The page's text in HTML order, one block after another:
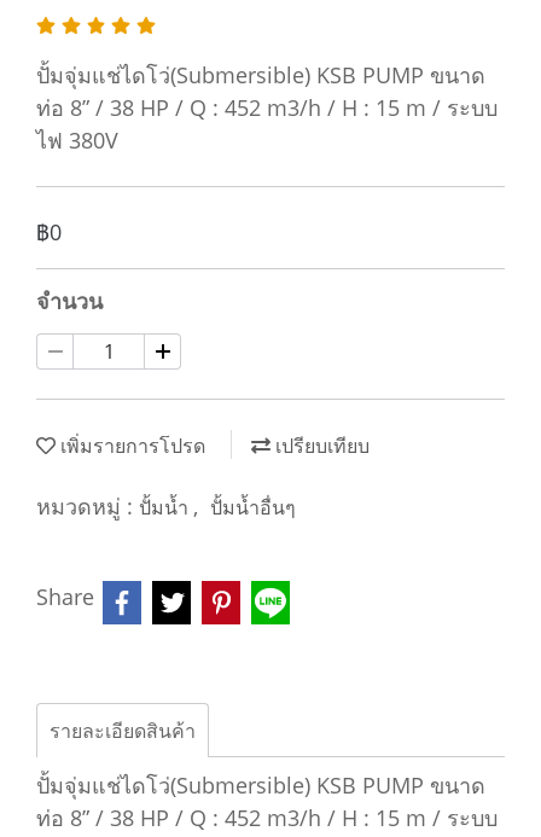
ปั้มจุ่มแช่ไดโว่(Submersible) KSB PUMP ขนาด
ท่อ 8” / 38 HP / Q : 452 m3/h / H : 15 m / ระบบ
ไฟ 380V
฿0
จำนวน
เพิ่มรายการโปรด เปรียบเทียบ
หมวดหมู่ : ปั้มน้ำ , ปั้มน้ำอื่นๆ
Share
รายละเอียดสินค้า
ปั้มจุ่มแช่ไดโว่(Submersible) KSB PUMP ขนาด
ท่อ 8” / 38 HP / Q : 452 m3/h / H : 15 m / ระบบ